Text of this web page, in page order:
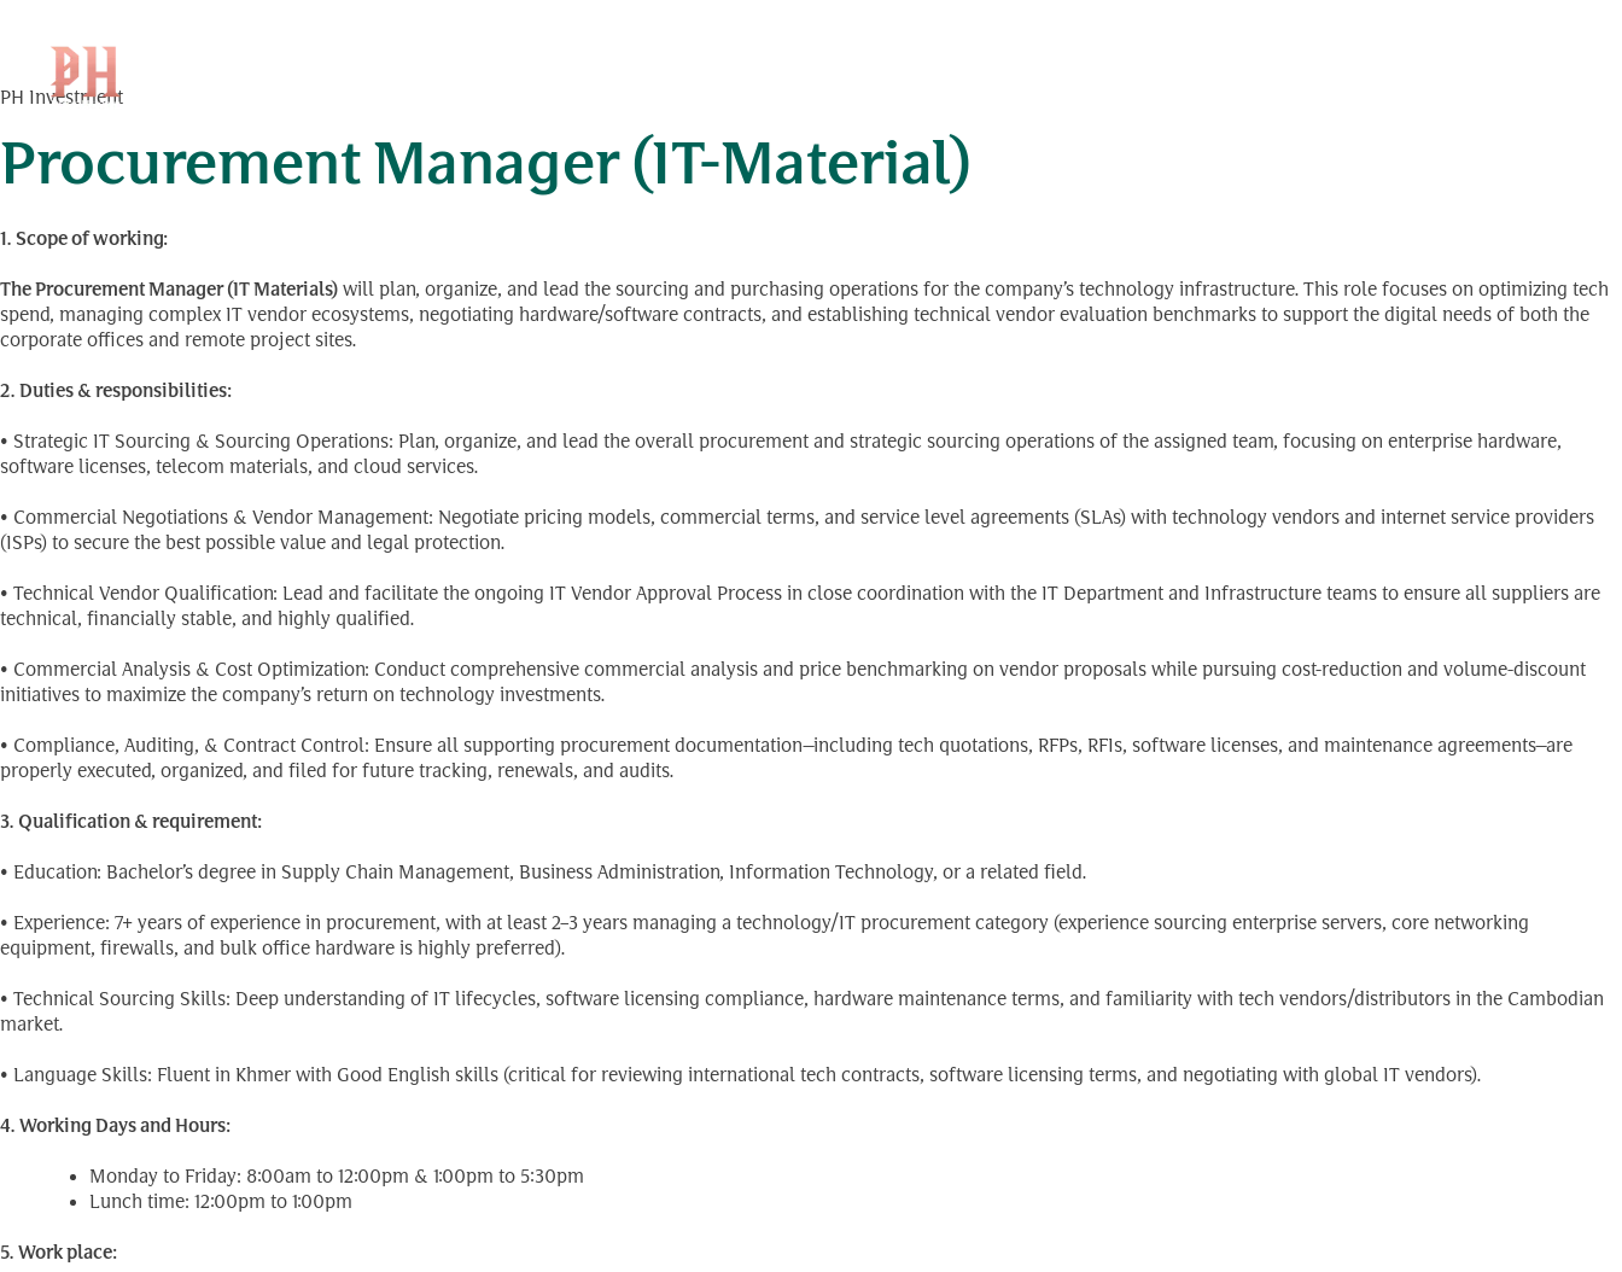
Business Unit:
PH Investment
Procurement Manager (IT-Material)
1.Scope of working:
The Procurement Manager (IT Materials)will plan, organize, and lead the sourcing and purchasing operations for the company’s technology infrastructure. This role focuses on optimizing tech
spend, managing complex IT vendor ecosystems, negotiating hardware/software contracts, and establishing technical vendor evaluation benchmarks to support the digital needs of both the
corporate offices and remote project sites.
2. Duties & responsibilities:
• Strategic IT Sourcing & Sourcing Operations: Plan, organize, and lead the overall procurement and strategic sourcing operations of the assigned team, focusing on enterprise hardware,
software licenses, telecom materials, and cloud services.
• Commercial Negotiations & Vendor Management: Negotiate pricing models, commercial terms, and service level agreements (SLAs) with technology vendors and internet service providers
(ISPs) to secure the best possible value and legal protection.
• Technical Vendor Qualification: Lead and facilitate the ongoing IT Vendor Approval Process in close coordination with the IT Department and Infrastructure teams to ensure all suppliers are
technical, financially stable, and highly qualified.
• Commercial Analysis & Cost Optimization: Conduct comprehensive commercial analysis and price benchmarking on vendor proposals while pursuing cost-reduction and volume-discount
initiatives to maximize the company’s return on technology investments.
• Compliance, Auditing, & Contract Control: Ensure all supporting procurement documentation—including tech quotations, RFPs, RFIs, software licenses, and maintenance agreements—are
properly executed, organized, and filed for future tracking, renewals, and audits.
3. Qualification & requirement:
• Education: Bachelor’s degree in Supply Chain Management, Business Administration, Information Technology, or a related field.
• Experience: 7+ years of experience in procurement, with at least 2–3 years managing a technology/IT procurement category (experience sourcing enterprise servers, core networking
equipment, firewalls, and bulk office hardware is highly preferred).
• Technical Sourcing Skills: Deep understanding of IT lifecycles, software licensing compliance, hardware maintenance terms, and familiarity with tech vendors/distributors in the Cambodian
market.
• Language Skills: Fluent in Khmer with Good English skills (critical for reviewing international tech contracts, software licensing terms, and negotiating with global IT vendors).
4. Working Days and Hours:
Monday to Friday: 8:00am to 12:00pm & 1:00pm to 5:30pm
Lunch time: 12:00pm to 1:00pm
5. Work place: